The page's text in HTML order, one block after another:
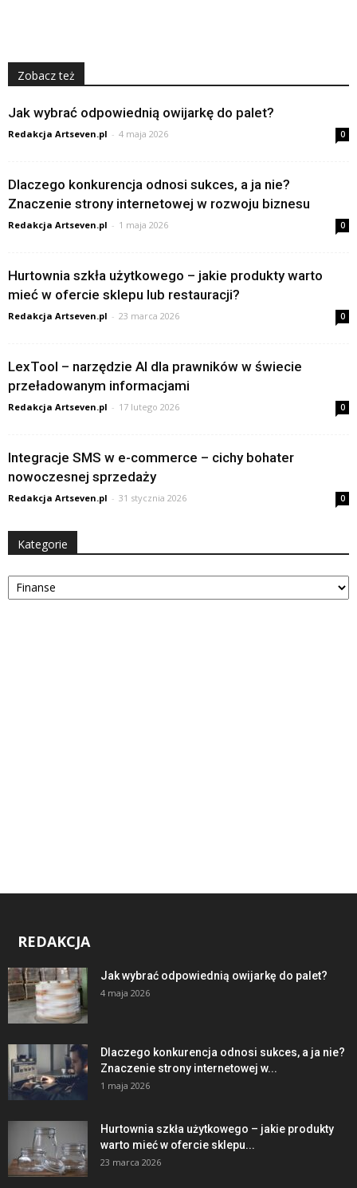
Zobacz też
Jak wybrać odpowiednią owijarkę do palet?
Redakcja Artseven.pl - 4 maja 2026 0
Dlaczego konkurencja odnosi sukces, a ja nie?
Znaczenie strony internetowej w rozwoju biznesu
Redakcja Artseven.pl - 1 maja 2026 0
Hurtownia szkła użytkowego – jakie produkty warto
mieć w ofercie sklepu lub restauracji?
Redakcja Artseven.pl - 23 marca 2026 0
LexTool – narzędzie AI dla prawników w świecie
przeładowanym informacjami
Redakcja Artseven.pl - 17 lutego 2026 0
Integracje SMS w e-commerce – cichy bohater
nowoczesnej sprzedaży
Redakcja Artseven.pl - 31 stycznia 2026 0
Kategorie
Kategorie
REDAKCJA
Jak wybrać odpowiednią owijarkę do palet?
4 maja 2026
Dlaczego konkurencja odnosi sukces, a ja nie?
Znaczenie strony internetowej w...
1 maja 2026
Hurtownia szkła użytkowego – jakie produkty
warto mieć w ofercie sklepu...
23 marca 2026